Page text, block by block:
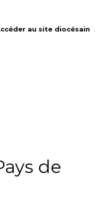
au site diocésain
de